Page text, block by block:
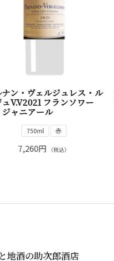
ン・ヴェルジュレス・ル
V.V2021 フランソワー
ジャニアール
750ml 赤
7,260円 （税込）
地酒の助次郎酒店